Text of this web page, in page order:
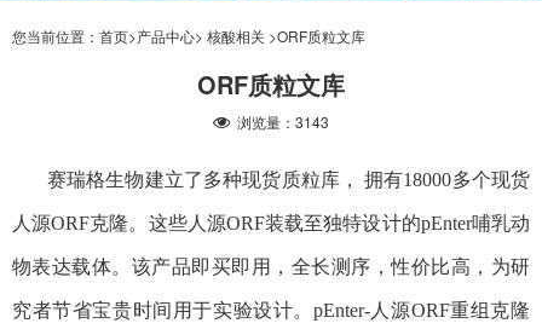
您当前位置： 首页>产品中心> 核酸相关 >ORF质粒文库
ORF质粒文库
浏览量：3143
赛瑞格生物建立了多种现货质粒库， 拥有18000多个现货
人源ORF克隆。这些人源ORF装载至独特设计的pEnter哺乳动
物表达载体。该产品即买即用，全长测序，性价比高，为研
究者节省宝贵时间用于实验设计。pEnter-人源ORF重组克隆